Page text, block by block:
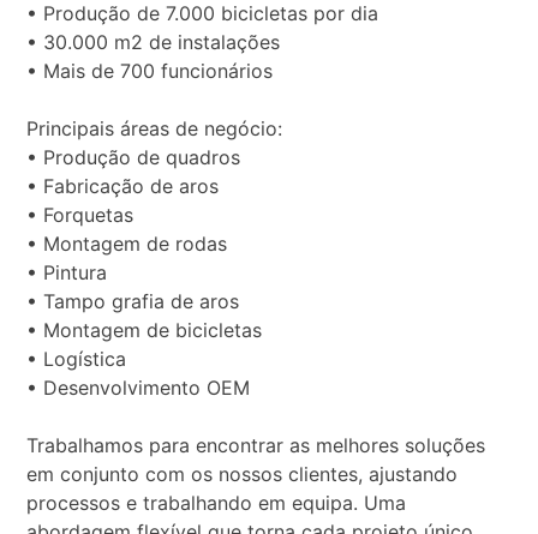
• Produção de 7.000 bicicletas por dia
• 30.000 m2 de instalações
• Mais de 700 funcionários
Principais áreas de negócio:
• Produção de quadros
• Fabricação de aros
• Forquetas
• Montagem de rodas
• Pintura
• Tampo grafia de aros
• Montagem de bicicletas
• Logística
• Desenvolvimento OEM
Trabalhamos para encontrar as melhores soluções
em conjunto com os nossos clientes, ajustando
processos e trabalhando em equipa. Uma